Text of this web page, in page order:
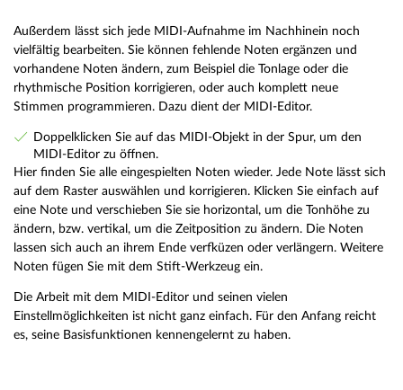
Außerdem lässt sich jede MIDI-Aufnahme im Nachhinein noch
vielfältig bearbeiten. Sie können fehlende Noten ergänzen und
vorhandene Noten ändern, zum Beispiel die Tonlage oder die
rhythmische Position korrigieren, oder auch komplett neue
Stimmen programmieren. Dazu dient der MIDI-Editor.
Doppelklicken Sie auf das MIDI-Objekt in der Spur, um den
MIDI-Editor zu öffnen.
Hier finden Sie alle eingespielten Noten wieder. Jede Note lässt sich
auf dem Raster auswählen und korrigieren. Klicken Sie einfach auf
eine Note und verschieben Sie sie horizontal, um die Tonhöhe zu
ändern, bzw. vertikal, um die Zeitposition zu ändern. Die Noten
lassen sich auch an ihrem Ende verfküzen oder verlängern. Weitere
Noten fügen Sie mit dem Stift-Werkzeug ein.
Die Arbeit mit dem MIDI-Editor und seinen vielen
Einstellmöglichkeiten ist nicht ganz einfach. Für den Anfang reicht
es, seine Basisfunktionen kennengelernt zu haben.